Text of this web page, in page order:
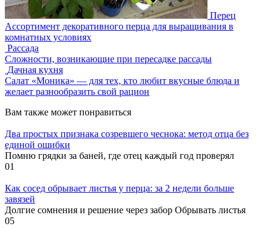
Перец
Ассортимент декоративного перца для выращивания в
комнатных условиях
Рассада
Сложности, возникающие при пересадке рассады
Дачная кухня
Салат «Моника» — для тех, кто любит вкусные блюда и
желает разнообразить свой рацион
Вам также может понравиться
Два простых признака созревшего чеснока: метод отца без
единой ошибки
Помню грядки за баней, где отец каждый год проверял
01
Как сосед обрывает листья у перца: за 2 недели больше
завязей
Долгие сомнения и решение через забор Обрывать листья
05